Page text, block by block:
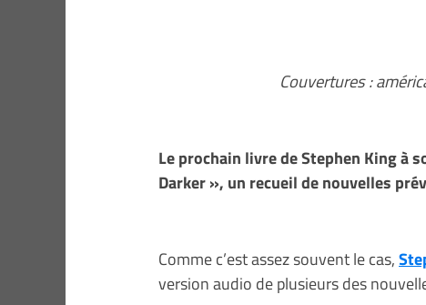
Couvertures :
Le prochain livre de Stephen King à
Darker », un recueil de nouvelles
Comme c’est assez souvent le cas,
version audio de plusieurs des